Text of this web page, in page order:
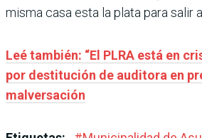
misma casa esta la plata para salir a
Leé también: “El PLRA está en
por destitución de auditora en
malversación